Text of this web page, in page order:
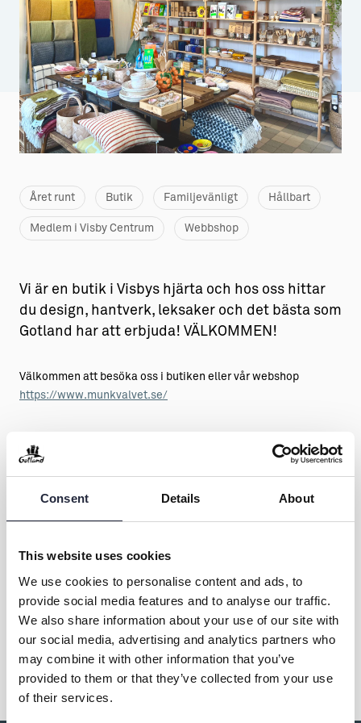
Consent Details About
This website uses cookies
We use cookies to personalise content and ads, to
provide social media features and to analyse our traffic.
We also share information about your use of our site with
our social media, advertising and analytics partners who
may combine it with other information that you’ve
provided to them or that they’ve collected from your use
of their services.
Aktiviteter
Sustainable Plejs
Möten & kongresser
Hansestaden världsarv
Gotlands kulturarv
Almedalsveckan
Medeltidsveckan
→ Gutamål och gotländska
Allt om bostad
→ Hyra bostad
→ Köpa bostad
→ Bygga hus
Allt om livet på Ön
→ Fritidsliv
→ Idrottsliv
→ Tonårsliv
Året runt Butik Familjevänligt Hållbart
Medlem i Visby Centrum Webbshop
Vi är en butik i Visbys hjärta och hos oss hittar
du design, hantverk, leksaker och det bästa som
Gotland har att erbjuda! VÄLKOMMEN!
Välkommen att besöka oss i butiken eller vår webshop
https://www.munkvalvet.se/
Kontakt & öppettider
Dela